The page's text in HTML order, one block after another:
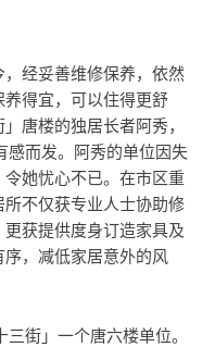
，经妥善维修保养，依然
得宜，可以住得更舒
唐楼的独居长者阿秀，
感而发。阿秀的单位因失
她忧心不已。在市区重
不仅获专业人士协助修
获提供度身订造家具及
，减低家居意外的风
街」一个唐六楼单位。